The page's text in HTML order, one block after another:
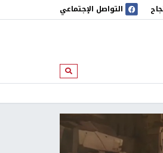
التواصل الإجتماعي
ابحث